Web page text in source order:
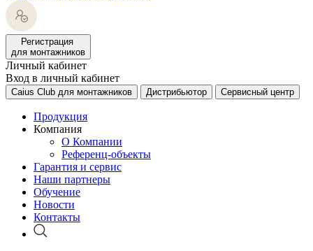
Регистрация
для монтажников
Личный кабинет
Вход в личный кабинет
Caius Club для монтажников Дистрибьютор Сервисный центр
Продукция
Компания
О Компании
Референц-объекты
Гарантия и сервис
Наши партнеры
Обучение
Новости
Контакты